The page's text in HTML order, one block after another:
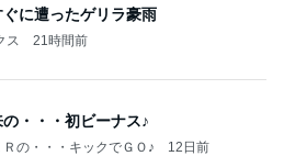
に遭ったゲリラ豪雨
ス 21時間前
・・・初ビーナス♪
の・・・キックでＧＯ♪ 12日前